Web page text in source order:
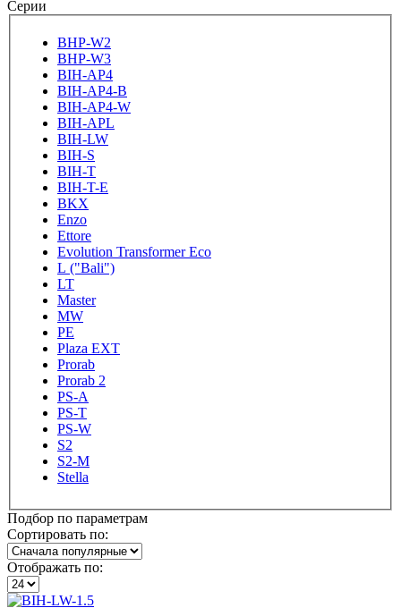
Серии
BHP-W2
BHP-W3
BIH-AP4
BIH-AP4-B
BIH-AP4-W
BIH-APL
BIH-LW
BIH-S
BIH-T
BIH-T-E
BKX
Enzo
Ettore
Evolution Transformer Eco
L ("Bali")
LT
Master
MW
PE
Plaza EXT
Prorab
Prorab 2
PS-A
PS-T
PS-W
S2
S2-M
Stella
Подбор по параметрам
Сортировать по:
Отображать по: